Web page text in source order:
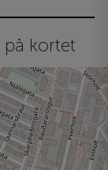
på kortet